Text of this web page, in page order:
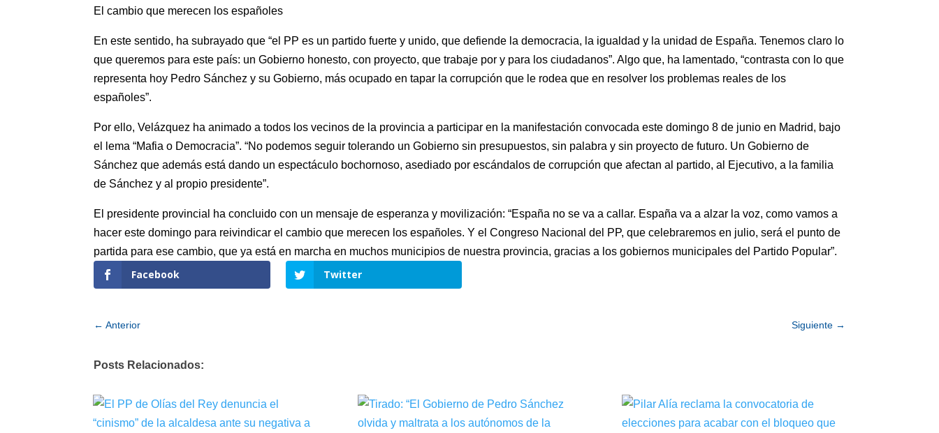
El cambio que merecen los españoles
En este sentido, ha subrayado que “el PP es un partido fuerte y unido, que defiende la democracia, la igualdad y la unidad de España. Tenemos claro lo
que queremos para este país: un Gobierno honesto, con proyecto, que trabaje por y para los ciudadanos”. Algo que, ha lamentado, “contrasta con lo que
representa hoy Pedro Sánchez y su Gobierno, más ocupado en tapar la corrupción que le rodea que en resolver los problemas reales de los
españoles”.
Por ello, Velázquez ha animado a todos los vecinos de la provincia a participar en la manifestación convocada este domingo 8 de junio en Madrid, bajo
el lema “Mafia o Democracia”. “No podemos seguir tolerando un Gobierno sin presupuestos, sin palabra y sin proyecto de futuro. Un Gobierno de
Sánchez que además está dando un espectáculo bochornoso, asediado por escándalos de corrupción que afectan al partido, al Ejecutivo, a la familia
de Sánchez y al propio presidente”.
El presidente provincial ha concluido con un mensaje de esperanza y movilización: “España no se va a callar. España va a alzar la voz, como vamos a
hacer este domingo para reivindicar el cambio que merecen los españoles. Y el Congreso Nacional del PP, que celebraremos en julio, será el punto de
partida para ese cambio, que ya está en marcha en muchos municipios de nuestra provincia, gracias a los gobiernos municipales del Partido Popular”.
Facebook Twitter
←Anterior Siguiente→
Posts Relacionados: